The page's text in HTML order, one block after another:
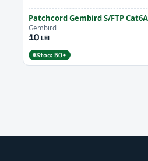
Patchcord Gembird S/FTP
Gembird
10LEI
Stoc: 50+